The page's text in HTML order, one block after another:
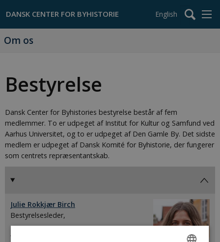
English
Om os
Bestyrelse
Dansk Center for Byhistories bestyrelse består af fem
medlemmer. To er udpeget af Institut for Kultur og Samfund ved
Aarhus Universitet, og to er udpeget af Den Gamle By. Det sidste
medlem er udpeget af Dansk Komité for Byhistorie, der fungerer
som centrets repræsentantskab.
Julie Rokkjær Birch
Bestyrelsesleder,